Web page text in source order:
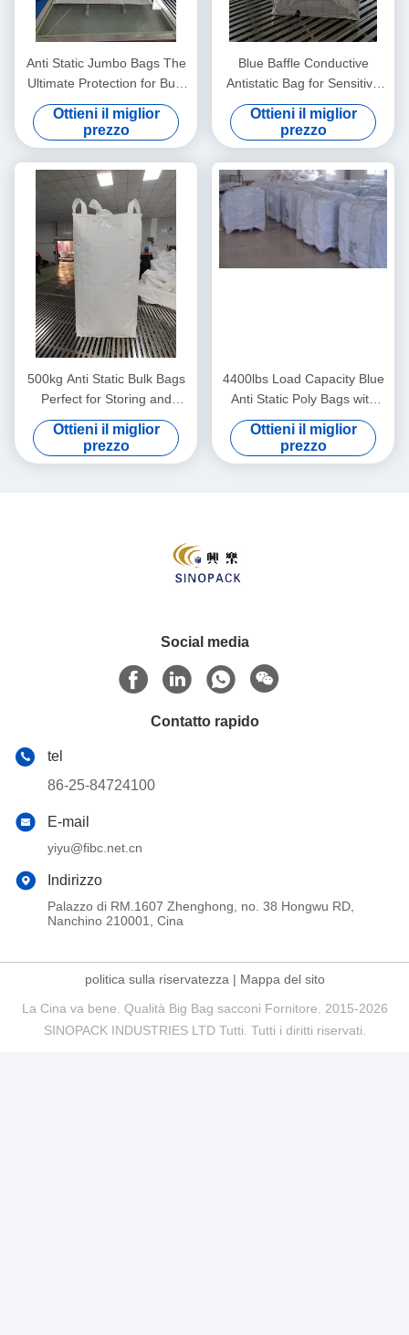
Anti Static Jumbo Bags The
Ultimate Protection for Bulk
Material Handling Needs
Ottieni il miglior
prezzo
Blue Baffle Conductive
Antistatic Bag for Sensitive
Components
Ottieni il miglior
prezzo
500kg Anti Static Bulk Bags
Perfect for Storing and
Shipping Various Materials
Ottieni il miglior
prezzo
4400lbs Load Capacity Blue
Anti Static Poly Bags with
Moisture Resistance
Ottieni il miglior
prezzo
Social media
Contatto rapido
tel
86-25-84724100
E-mail
yiyu@fibc.net.cn
Indirizzo
Palazzo di RM.1607 Zhenghong, no. 38 Hongwu RD,
Nanchino 210001, Cina
politica sulla riservatezza| Mappa del sito
La Cina va bene. Qualità Big Bag sacconi Fornitore. 2015-2026
SINOPACK INDUSTRIES LTD Tutti. Tutti i diritti riservati.